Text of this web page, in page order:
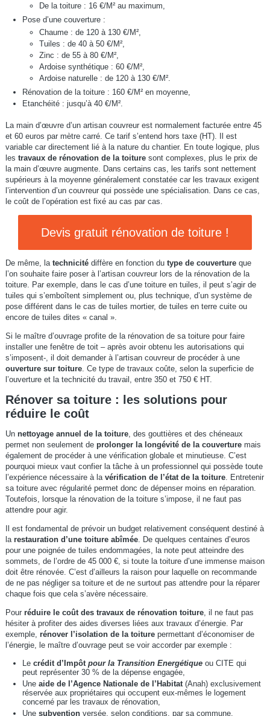
De la toiture : 16 €/M² au maximum,
Pose d’une couverture :
Chaume : de 120 à 130 €/M²,
Tuiles : de 40 à 50 €/M²,
Zinc : de 55 à 80 €/M²,
Ardoise synthétique : 60 €/M²,
Ardoise naturelle : de 120 à 130 €/M².
Rénovation de la toiture : 160 €/M² en moyenne,
Etanchéité : jusqu’à 40 €/M².
La main d’œuvre d’un artisan couvreur est normalement facturée entre 45
et 60 euros par mètre carré. Ce tarif s’entend hors taxe (HT). Il est
variable car directement lié à la nature du chantier. En toute logique, plus
les travaux de rénovation de la toituresont complexes, plus le prix de
la main d’œuvre augmente. Dans certains cas, les tarifs sont nettement
supérieurs à la moyenne généralement constatée car les travaux exigent
l’intervention d’un couvreur qui possède une spécialisation. Dans ce cas,
le coût de l’opération est fixé au cas par cas.
Devis gratuit rénovation de toiture !
De même, la technicitédiffère en fonction du type de couvertureque
l’on souhaite faire poser à l’artisan couvreur lors de la rénovation de la
toiture. Par exemple, dans le cas d’une toiture en tuiles, il peut s’agir de
tuiles qui s’emboîtent simplement ou, plus technique, d’un système de
pose différent dans le cas de tuiles mortier, de tuiles en terre cuite ou
encore de tuiles dites « canal ».
Si le maître d’ouvrage profite de la rénovation de sa toiture pour faire
installer une fenêtre de toit – après avoir obtenu les autorisations qui
s’imposent-, il doit demander à l’artisan couvreur de procéder à une
ouverture sur toiture. Ce type de travaux coûte, selon la superficie de
l’ouverture et la technicité du travail, entre 350 et 750 € HT.
Rénover sa toiture : les solutions pour
réduire le coût
Un nettoyage annuel de la toiture, des gouttières et des chéneaux
permet non seulement de prolonger la longévité de la couverturemais
également de procéder à une vérification globale et minutieuse. C’est
pourquoi mieux vaut confier la tâche à un professionnel qui possède toute
l’expérience nécessaire à la vérification de l’état de la toiture. Entretenir
sa toiture avec régularité permet donc de dépenser moins en réparation.
Toutefois, lorsque la rénovation de la toiture s’impose, il ne faut pas
attendre pour agir.
Il est fondamental de prévoir un budget relativement conséquent destiné à
la restauration d’une toiture abîmée. De quelques centaines d’euros
pour une poignée de tuiles endommagées, la note peut atteindre des
sommets, de l’ordre de 45 000 €, si toute la toiture d’une immense maison
doit être rénovée. C’est d’ailleurs la raison pour laquelle on recommande
de ne pas négliger sa toiture et de ne surtout pas attendre pour la réparer
chaque fois que cela s’avère nécessaire.
Pour réduire le coût des travaux de rénovation toiture, il ne faut pas
hésiter à profiter des aides diverses liées aux travaux d’énergie. Par
exemple, rénover l’isolation de la toiturepermettant d’économiser de
l’énergie, le maître d’ouvrage peut se voir accorder par exemple :
Le crédit d’Impôt pour la Transition Energétiqueou CITE qui
peut représenter 30 % de la dépense engagée,
Une aide de l’Agence Nationale de l’Habitat(Anah) exclusivement
réservée aux propriétaires qui occupent eux-mêmes le logement
concerné par les travaux de rénovation,
Une subventionversée, selon conditions, par sa commune.